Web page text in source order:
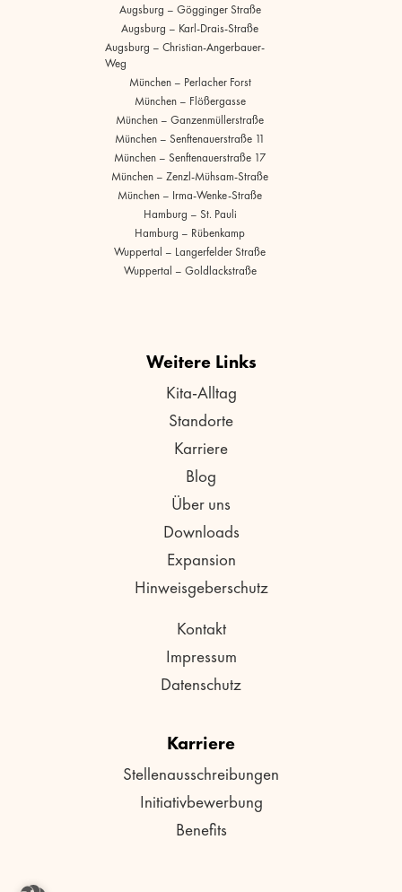
Augsburg – Gögginger Straße
Augsburg – Karl-Drais-Straße
Augsburg – Christian-Angerbauer-
Weg
München – Perlacher Forst
München – Flößergasse
München – Ganzenmüllerstraße
München – Senftenauerstraße 11
München – Senftenauerstraße 17
München – Zenzl-Mühsam-Straße
München – Irma-Wenke-Straße
Hamburg – St. Pauli
Hamburg – Rübenkamp
Wuppertal – Langerfelder Straße
Wuppertal – Goldlackstraße
Weitere Links
Kita-Alltag
Standorte
Karriere
Blog
Über uns
Downloads
Expansion
Hinweisgeberschutz
Kontakt
Impressum
Datenschutz
Karriere
Stellenausschreibungen
Initiativbewerbung
Benefits